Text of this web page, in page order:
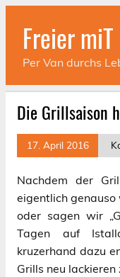
Skip
contentFreier
Per Van durchs
Die Grillsaison
17. April 2016
Nachdem der
eigentlich genauso
oder sagen wir
Tagen auf
kruzerhand dazu
Grills neu lackieren